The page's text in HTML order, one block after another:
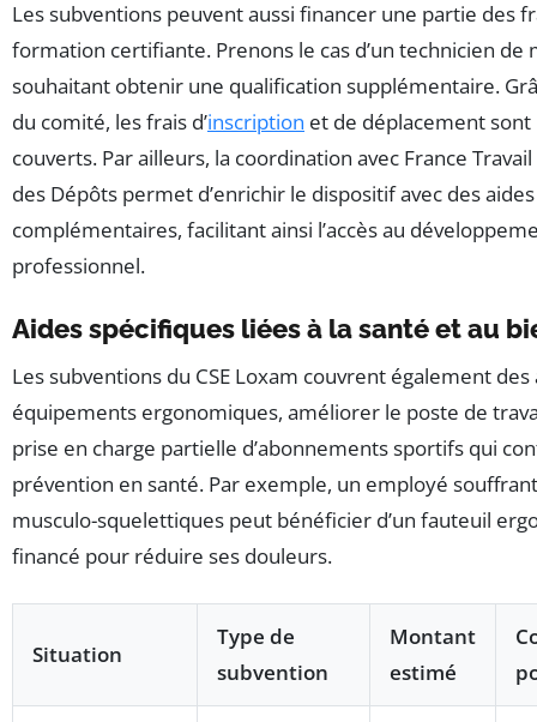
Les subventions peuvent aussi financer une partie des
formation certifiante. Prenons le cas d’un technicien de
souhaitant obtenir une qualification supplémentaire.
du comité, les frais d’inscription et de déplacement
couverts. Par ailleurs, la coordination avec France Travail
des Dépôts permet d’enrichir le dispositif avec des aides
complémentaires, facilitant ainsi l’accès au
professionnel.
Aides spécifiques liées à la santé et au
Les subventions du CSE Loxam couvrent également des
équipements ergonomiques, améliorer le poste de
prise en charge partielle d’abonnements sportifs qui
prévention en santé. Par exemple, un employé
musculo-squelettiques peut bénéficier d’un fauteuil
financé pour réduire ses douleurs.
Situation
Type de
subvention
Montant
estimé